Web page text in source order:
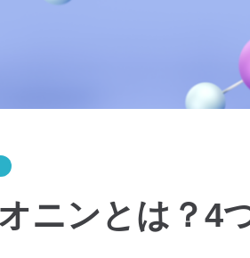
ニンとは？4